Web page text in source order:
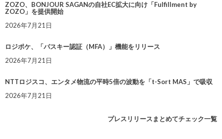
ZOZO、BONJOUR SAGANの自社EC拡大に向け「Fulfillment by
ZOZO」を提供開始
2026年7月21日
ロジポケ、「パスキー認証（MFA）」機能をリリース
2026年7月21日
NTTロジスコ、エンタメ物流の平時5倍の波動を「t-Sort MAS」で吸収
2026年7月21日
プレスリリースまとめてチェック一覧